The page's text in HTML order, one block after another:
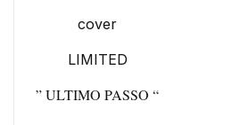
cover
LIMITED
” ULTIMO PASSO “